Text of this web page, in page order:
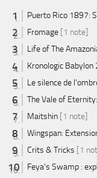
Puerto Rico 1897:
Fromage [1 note]
Life of The
Kronologic Babylon
Le silence de
The Vale of
Maitshin [1 note]
Wingspan:
Crits & Tricks [1
Feya’s Swamp :